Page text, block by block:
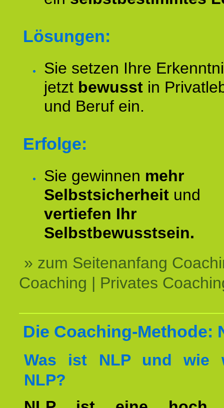
Lösungen:
Sie setzen Ihre
jetzt bewusst in
und Beruf ein.
Erfolge:
Sie gewinnen mehr
Selbstsicherheit und
vertiefen Ihr
Selbstbewusstsein.
» zum Seitenanfang
Coaching | Privates
Die Coaching-Methode:
Was ist NLP und wie
NLP?